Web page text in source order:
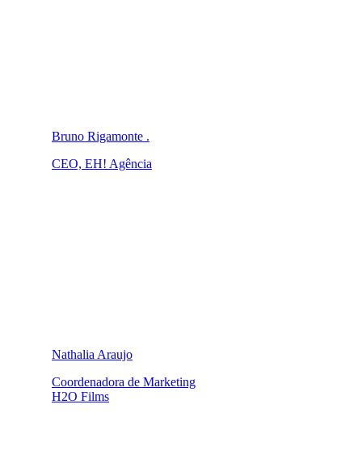
Bruno Rigamonte .
CEO, EH! Agência
Nathalia Araujo
Coordenadora de Marketing
H2O Films